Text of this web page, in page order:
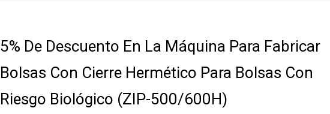
5% De Descuento En La Máquina Para Fabricar
Bolsas Con Cierre Hermético Para Bolsas Con
Riesgo Biológico (ZIP-500/600H)